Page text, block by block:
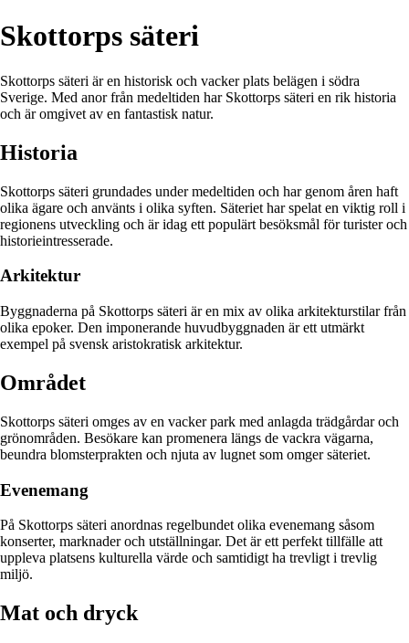
Skottorps säteri
Skottorps säteri är en historisk och vacker plats belägen i södra
Sverige. Med anor från medeltiden har Skottorps säteri en rik historia
och är omgivet av en fantastisk natur.
Historia
Skottorps säteri grundades under medeltiden och har genom åren haft
olika ägare och använts i olika syften. Säteriet har spelat en viktig roll i
regionens utveckling och är idag ett populärt besöksmål för turister och
historieintresserade.
Arkitektur
Byggnaderna på Skottorps säteri är en mix av olika arkitekturstilar från
olika epoker. Den imponerande huvudbyggnaden är ett utmärkt
exempel på svensk aristokratisk arkitektur.
Området
Skottorps säteri omges av en vacker park med anlagda trädgårdar och
grönområden. Besökare kan promenera längs de vackra vägarna,
beundra blomsterprakten och njuta av lugnet som omger säteriet.
Evenemang
På Skottorps säteri anordnas regelbundet olika evenemang såsom
konserter, marknader och utställningar. Det är ett perfekt tillfälle att
uppleva platsens kulturella värde och samtidigt ha trevligt i trevlig
miljö.
Mat och dryck